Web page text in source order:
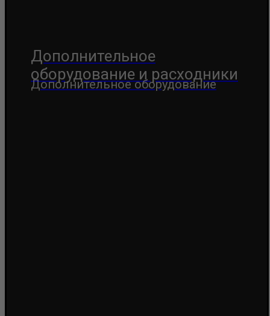
Дополнительное
оборудование и расходники
Дополнительное оборудование